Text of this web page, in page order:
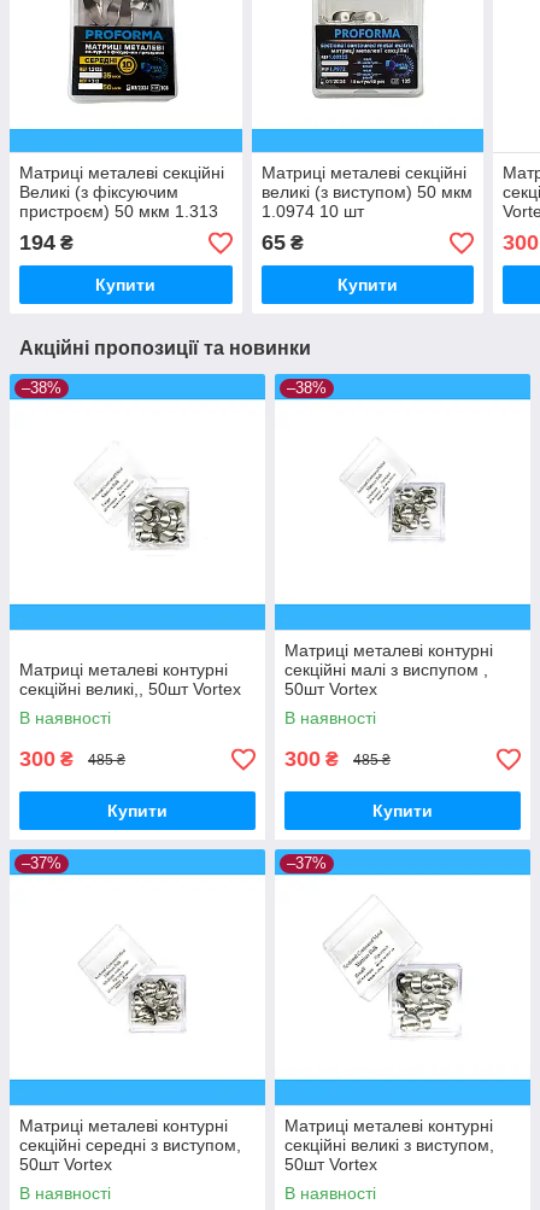
Матриці металеві секційні
Великі (з фіксуючим
пристроєм) 50 мкм 1.313
10 шт
194 ₴
Купити
Матриці металеві секційні
великі (з виступом) 50 мкм
1.0974 10 шт
65₴
Купити
300
Акційні пропозиції та новинки
–38%
Матриці металеві контурні
секційні великі,, 50шт Vortex
В наявності
300 ₴ 485 ₴
Купити
–38%
Матриці металеві контурні
секційні малі з виспупом ,
50шт Vortex
В наявності
300 ₴ 485 ₴
Купити
–37%
Матриці металеві контурні
секційні середні з виступом,
50шт Vortex
В наявності
–37%
Матриці металеві контурні
секційні великі з виступом,
50шт Vortex
В наявності